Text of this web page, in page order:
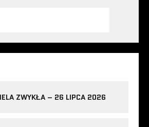
ZWYKŁA – 26 LIPCA 2026